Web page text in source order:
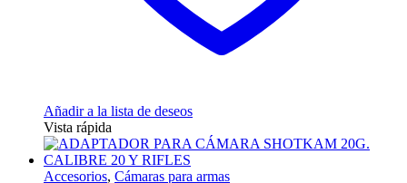
Añadir a la lista de deseos
Vista rápida
Accesorios, Cámaras para armas